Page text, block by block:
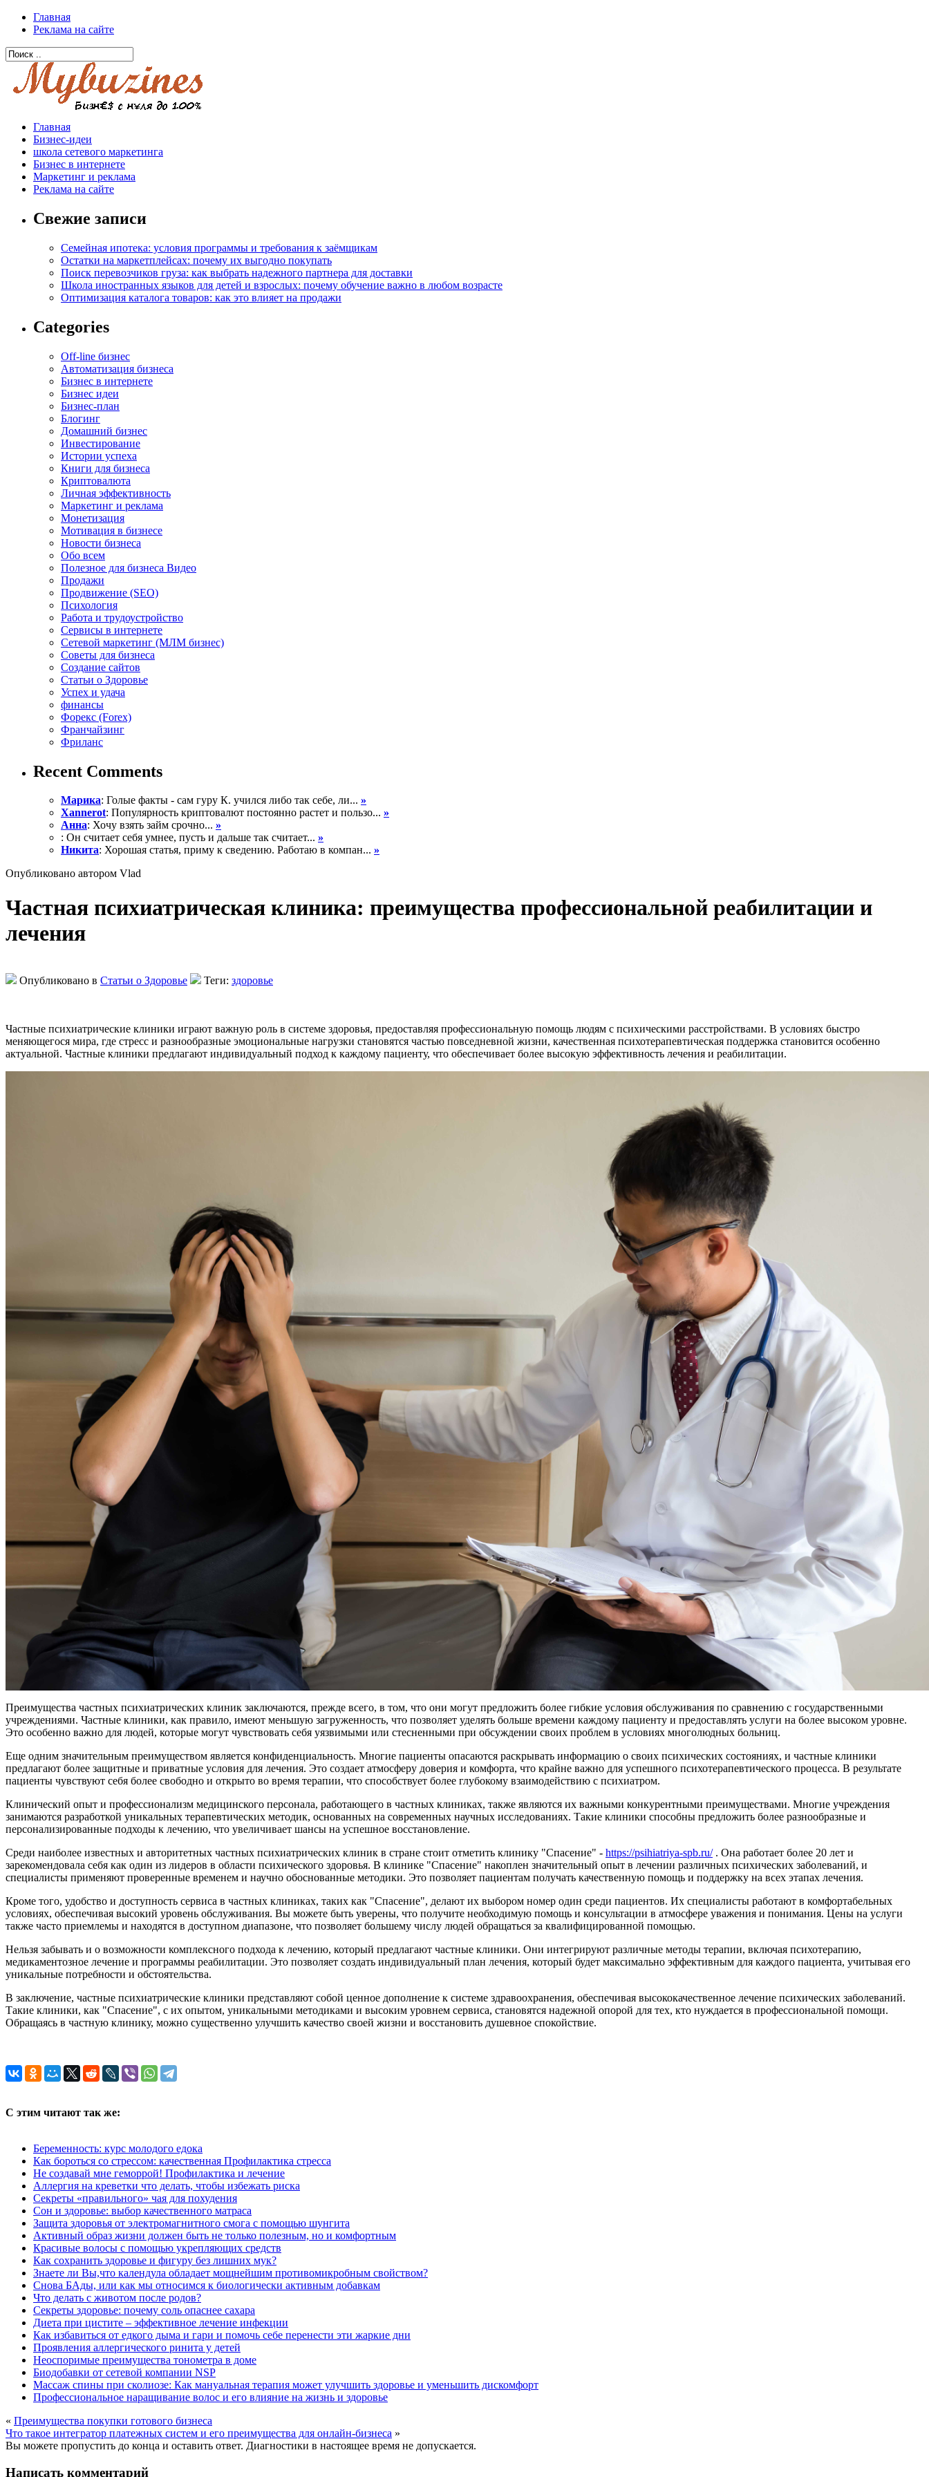
Главная
Реклама на сайте
Главная
Бизнес-идеи
школа сетевого маркетинга
Бизнес в интернете
Маркетинг и реклама
Реклама на сайте
Свежие записи
Семейная ипотека: условия программы и требования к заёмщикам
Остатки на маркетплейсах: почему их выгодно покупать
Поиск перевозчиков груза: как выбрать надежного партнера для доставки
Школа иностранных языков для детей и взрослых: почему обучение важно в любом возрасте
Оптимизация каталога товаров: как это влияет на продажи
Categories
Off-line бизнес
Автоматизация бизнеса
Бизнес в интернете
Бизнес идеи
Бизнес-план
Блогинг
Домашний бизнес
Инвестирование
Истории успеха
Книги для бизнеса
Криптовалюта
Личная эффективность
Маркетинг и реклама
Монетизация
Мотивация в бизнесе
Новости бизнеса
Обо всем
Полезное для бизнеса Видео
Продажи
Продвижение (SEO)
Психология
Работа и трудоустройство
Сервисы в интернете
Сетевой маркетинг (МЛМ бизнес)
Советы для бизнеса
Создание сайтов
Статьи о Здоровье
Успех и удача
финансы
Форекс (Forex)
Франчайзинг
Фриланс
Recent Comments
Марика: Голые факты - сам гуру К. учился либо так себе, ли... »
Xannerot: Популярность криптовалют постоянно растет и пользо... »
Анна: Хочу взять займ срочно... »
: Он считает себя умнее, пусть и дальше так считает... »
Никита: Хорошая статья, приму к сведению. Работаю в компан... »
Опубликовано автором Vlad
Частная психиатрическая клиника: преимущества профессиональной реабилитации и
лечения
Опубликовано в Статьи о Здоровье Теги: здоровье
Частные психиатрические клиники играют важную роль в системе здоровья, предоставляя профессиональную помощь людям с психическими расстройствами. В условиях быстро
меняющегося мира, где стресс и разнообразные эмоциональные нагрузки становятся частью повседневной жизни, качественная психотерапевтическая поддержка становится особенно
актуальной. Частные клиники предлагают индивидуальный подход к каждому пациенту, что обеспечивает более высокую эффективность лечения и реабилитации.
Преимущества частных психиатрических клиник заключаются, прежде всего, в том, что они могут предложить более гибкие условия обслуживания по сравнению с государственными
учреждениями. Частные клиники, как правило, имеют меньшую загруженность, что позволяет уделять больше времени каждому пациенту и предоставлять услуги на более высоком уровне.
Это особенно важно для людей, которые могут чувствовать себя уязвимыми или стесненными при обсуждении своих проблем в условиях многолюдных больниц.
Еще одним значительным преимуществом является конфиденциальность. Многие пациенты опасаются раскрывать информацию о своих психических состояниях, и частные клиники
предлагают более защитные и приватные условия для лечения. Это создает атмосферу доверия и комфорта, что крайне важно для успешного психотерапевтического процесса. В результате
пациенты чувствуют себя более свободно и открыто во время терапии, что способствует более глубокому взаимодействию с психиатром.
Клинический опыт и профессионализм медицинского персонала, работающего в частных клиниках, также являются их важными конкурентными преимуществами. Многие учреждения
занимаются разработкой уникальных терапевтических методик, основанных на современных научных исследованиях. Такие клиники способны предложить более разнообразные и
персонализированные подходы к лечению, что увеличивает шансы на успешное восстановление.
Среди наиболее известных и авторитетных частных психиатрических клиник в стране стоит отметить клинику "Спасение" - https://psihiatriya-spb.ru/. Она работает более 20 лет и
зарекомендовала себя как один из лидеров в области психического здоровья. В клинике "Спасение" накоплен значительный опыт в лечении различных психических заболеваний, и
специалисты применяют проверенные временем и научно обоснованные методики. Это позволяет пациентам получать качественную помощь и поддержку на всех этапах лечения.
Кроме того, удобство и доступность сервиса в частных клиниках, таких как "Спасение", делают их выбором номер один среди пациентов. Их специалисты работают в комфортабельных
условиях, обеспечивая высокий уровень обслуживания. Вы можете быть уверены, что получите необходимую помощь и консультации в атмосфере уважения и понимания. Цены на услуги
также часто приемлемы и находятся в доступном диапазоне, что позволяет большему числу людей обращаться за квалифицированной помощью.
Нельзя забывать и о возможности комплексного подхода к лечению, который предлагают частные клиники. Они интегрируют различные методы терапии, включая психотерапию,
медикаментозное лечение и программы реабилитации. Это позволяет создать индивидуальный план лечения, который будет максимально эффективным для каждого пациента, учитывая его
уникальные потребности и обстоятельства.
В заключение, частные психиатрические клиники представляют собой ценное дополнение к системе здравоохранения, обеспечивая высококачественное лечение психических заболеваний.
Такие клиники, как "Спасение", с их опытом, уникальными методиками и высоким уровнем сервиса, становятся надежной опорой для тех, кто нуждается в профессиональной помощи.
Обращаясь в частную клинику, можно существенно улучшить качество своей жизни и восстановить душевное спокойствие.
С этим читают так же:
Беременность: курс молодого едока
Как бороться со стрессом: качественная Профилактика стресса
Не создавай мне геморрой! Профилактика и лечение
Аллергия на креветки что делать, чтобы избежать риска
Секреты «правильного» чая для похудения
Сон и здоровье: выбор качественного матраса
Защита здоровья от электромагнитного смога с помощью шунгита
Активный образ жизни должен быть не только полезным, но и комфортным
Красивые волосы с помощью укрепляющих средств
Как сохранить здоровье и фигуру без лишних мук?
Знаете ли Вы,что календула обладает мощнейшим противомикробным свойством?
Снова БАды, или как мы относимся к биологически активным добавкам
Что делать с животом после родов?
Секреты здоровье: почему соль опаснее сахара
Диета при цистите – эффективное лечение инфекции
Как избавиться от едкого дыма и гари и помочь себе перенести эти жаркие дни
Проявления аллергического ринита у детей
Неоспоримые преимущества тонометра в доме
Биодобавки от сетевой компании NSP
Массаж спины при сколиозе: Как мануальная терапия может улучшить здоровье и уменьшить дискомфорт
Профессиональное наращивание волос и его влияние на жизнь и здоровье
« Преимущества покупки готового бизнеса
Что такое интегратор платежных систем и его преимущества для онлайн-бизнеса »
Вы можете пропустить до конца и оставить ответ. Диагностики в настоящее время не допускается.
Написать комментарий